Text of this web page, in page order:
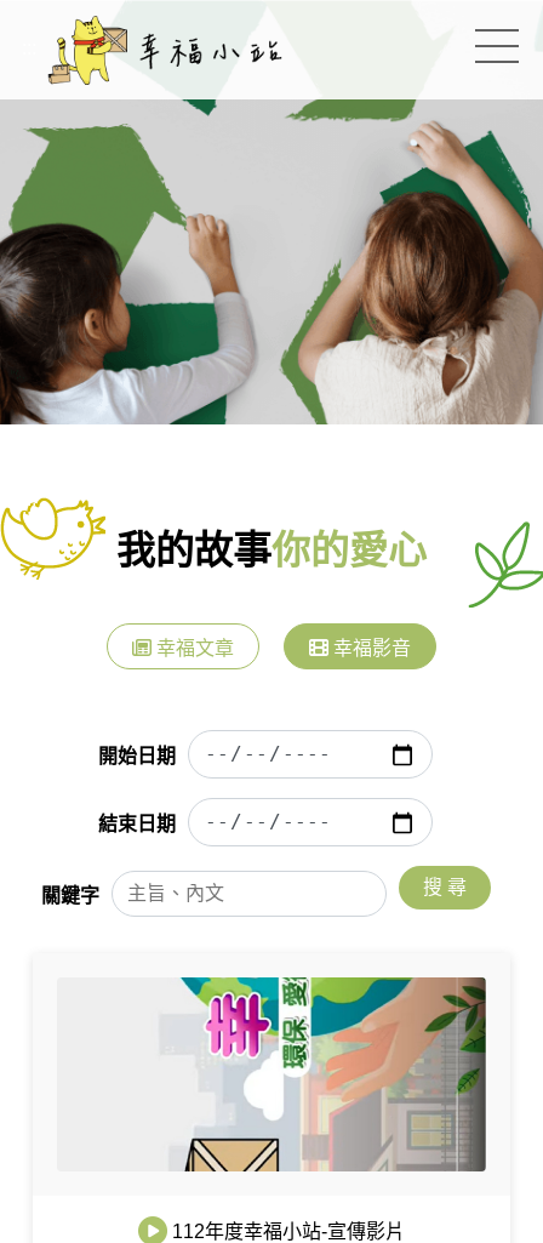
切換
:::
我的故事你的愛心
幸福文章 幸福影音
開始日期
結束日期
關鍵字 搜 尋
112年度幸福小站-宣傳影片